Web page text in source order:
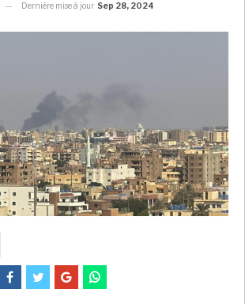
Dernière mise à jour Sep 28, 2024